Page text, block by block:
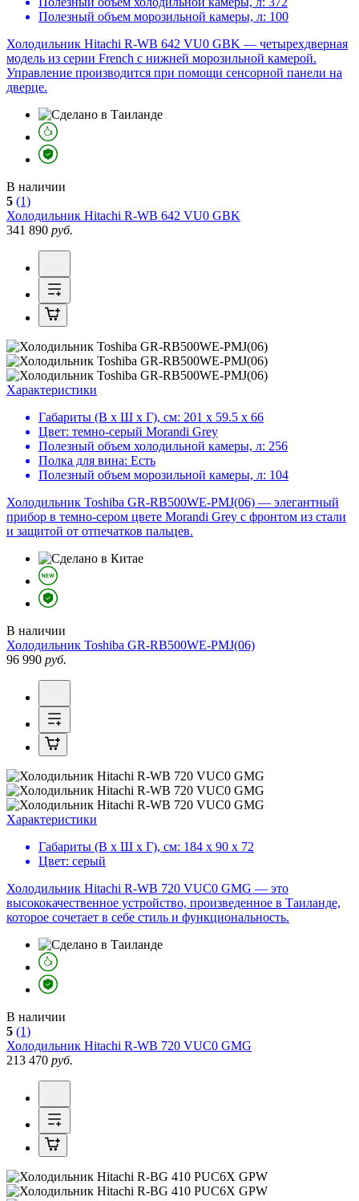
Полезный объем морозильной камеры, л: 100
Холодильник Hitachi R-WB 642 VU0 GBK — четырехдверная
модель из серии French с нижней морозильной камерой.
Управление производится при помощи сенсорной панели на
дверце.
В наличии
5 (1)
Холодильник Hitachi R-WB 642 VU0 GBK
341 890 руб.
Характеристики
Габариты (В х Ш х Г), см: 201 х 59.5 х 66
Цвет: темно-серый Morandi Grey
Полезный объем холодильной камеры, л: 256
Полка для вина: Есть
Полезный объем морозильной камеры, л: 104
Холодильник Toshiba GR-RB500WE-PMJ(06) — элегантный
прибор в темно-сером цвете Morandi Grey с фронтом из стали
и защитой от отпечатков пальцев.
В наличии
Холодильник Toshiba GR-RB500WE-PMJ(06)
96 990 руб.
Характеристики
Габариты (В х Ш х Г), см: 184 х 90 х 72
Цвет: серый
Холодильник Hitachi R-WB 720 VUC0 GMG — это
высококачественное устройство, произведенное в Таиланде,
которое сочетает в себе стиль и функциональность.
В наличии
5 (1)
Холодильник Hitachi R-WB 720 VUC0 GMG
213 470 руб.